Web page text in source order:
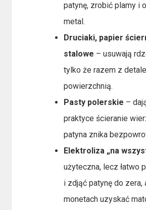
patynę, zrobić plamy i
metal.
Druciaki, papier
stalowe – usuwają
tylko że razem z
powierzchnią.
Pasty polerskie –
praktyce ścieranie
patyna znika
Elektroliza „na
użyteczna, lecz łatwo
i zdjąć patynę do zera,
monetach uzyskać